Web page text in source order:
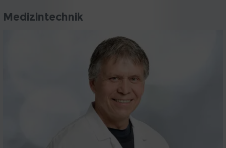
Medizintechnik